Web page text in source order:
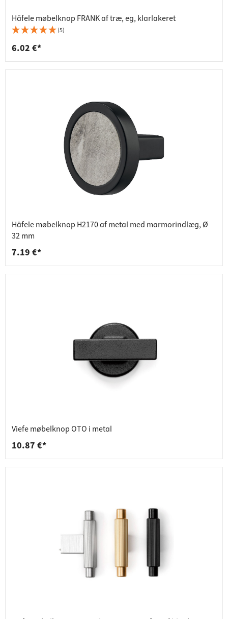
Häfele møbelknop FRANK af træ, eg, klarlakeret
(5)
6.02 €*
Häfele møbelknop H2170 af metal med marmorindlæg, Ø
32 mm
7.19 €*
Viefe møbelknop OTO i metal
10.87 €*